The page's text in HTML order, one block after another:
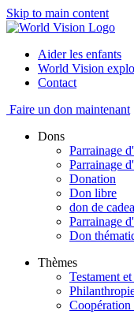
Skip to main content
Aider les enfants
World Vision
Contact
Faire un don maintenant
Dons
Parrainage
Parrainage
Donation
Don libre
don de
Parrainage
Don
Thèmes
Testament
Coopération